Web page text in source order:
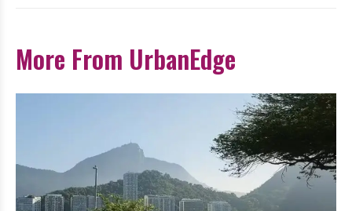
More From UrbanEdge